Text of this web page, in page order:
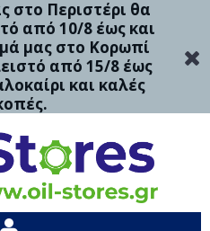
στο Περιστέρι θα
από 10/8 έως και
μας στο Κορωπί
από 15/8 έως
και καλές